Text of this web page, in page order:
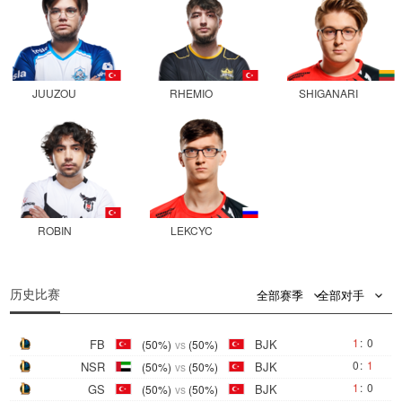
JUUZOU RHEMIO SHIGANARI
ROBIN LEKCYC
历史比赛 全部赛季 全部对手
FB (50%) vs (50%) BJK 1 : 0
NSR (50%) vs (50%) BJK 0: 1
GS (50%) vs (50%) BJK 1 : 0